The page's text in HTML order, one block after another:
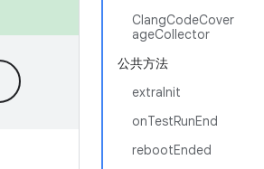
ClangCodeCover
ageCollector
公共方法
extraInit
onTestRunEnd
rebootEnded